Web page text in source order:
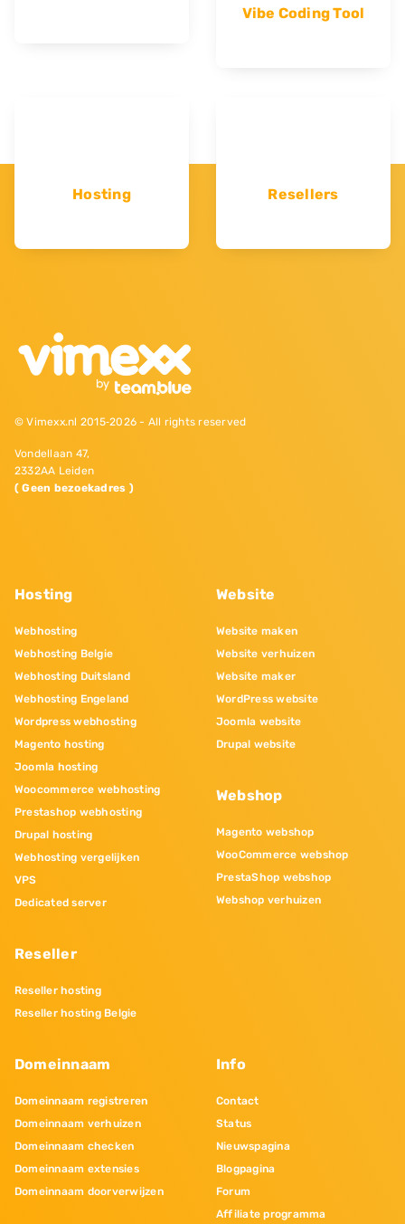
Vibe Coding Tool
Hosting Resellers
© Vimexx.nl 2015‐2026 - All rights reserved
Vondellaan 47,
2332AA Leiden
( Geen bezoekadres )
Hosting
Webhosting
Webhosting Belgie
Webhosting Duitsland
Webhosting Engeland
Wordpress webhosting
Magento hosting
Joomla hosting
Woocommerce webhosting
Prestashop webhosting
Drupal hosting
Webhosting vergelijken
VPS
Dedicated server
Reseller
Reseller hosting
Reseller hosting Belgie
Website
Website maken
Website verhuizen
Website maker
WordPress website
Joomla website
Drupal website
Webshop
Magento webshop
WooCommerce webshop
PrestaShop webshop
Webshop verhuizen
Domeinnaam
Domeinnaam registreren
Domeinnaam verhuizen
Domeinnaam checken
Domeinnaam extensies
Domeinnaam doorverwijzen
Info
Contact
Status
Nieuwspagina
Blogpagina
Forum
Affiliate programma